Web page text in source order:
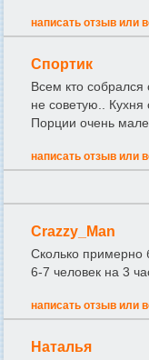
написать отзыв или
Спортик
Всем кто собрался
не советую.. Кухня
Порции очень
написать отзыв или
Crazzy_Man
Сколько примерно
6-7 человек на 3
написать отзыв или
Наталья